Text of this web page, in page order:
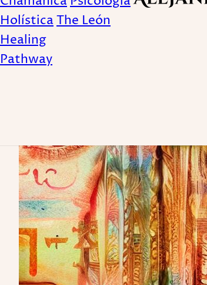
HolísticaThe León
Healing
Pathway